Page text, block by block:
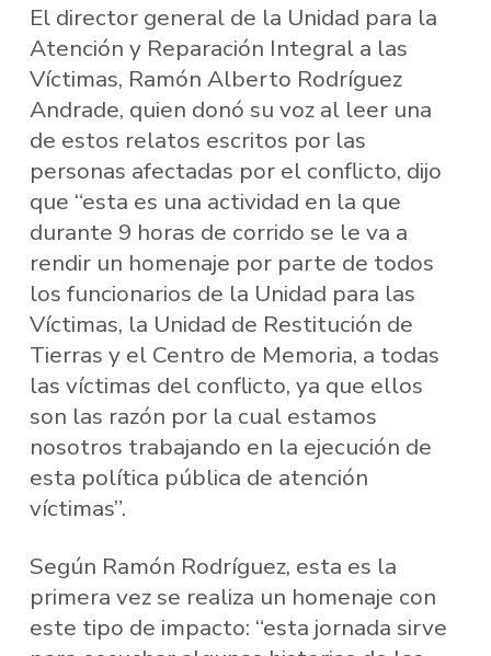
El director general de la Unidad para la
Atención y Reparación Integral a las
Víctimas, Ramón Alberto Rodríguez
Andrade, quien donó su voz al leer una
de estos relatos escritos por las
personas afectadas por el conflicto, dijo
que “esta es una actividad en la que
durante 9 horas de corrido se le va a
rendir un homenaje por parte de todos
los funcionarios de la Unidad para las
Víctimas, la Unidad de Restitución de
Tierras y el Centro de Memoria, a todas
las víctimas del conflicto, ya que ellos
son las razón por la cual estamos
nosotros trabajando en la ejecución de
esta política pública de atención
víctimas”.
Según Ramón Rodríguez, esta es la
primera vez se realiza un homenaje con
este tipo de impacto: “esta jornada sirve